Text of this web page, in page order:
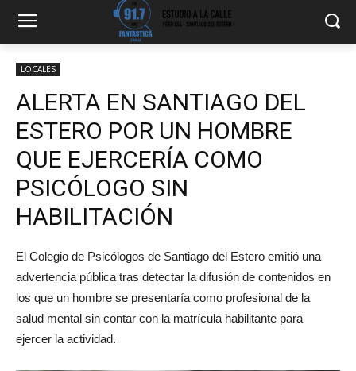
LOCALES
ALERTA EN SANTIAGO DEL
ESTERO POR UN HOMBRE
QUE EJERCERÍA COMO
PSICÓLOGO SIN
HABILITACIÓN
El Colegio de Psicólogos de Santiago del Estero emitió una
advertencia pública tras detectar la difusión de contenidos en
los que un hombre se presentaría como profesional de la
salud mental sin contar con la matrícula habilitante para
ejercer la actividad.